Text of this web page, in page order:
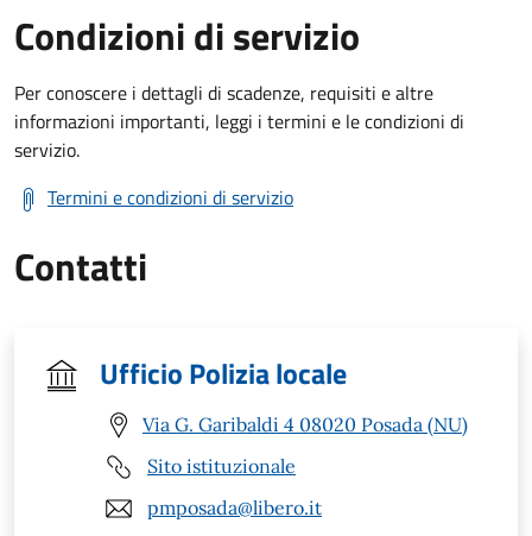
Condizioni di servizio
Per conoscere i dettagli di scadenze, requisiti e altre
informazioni importanti, leggi i termini e le condizioni di
servizio.
Termini e condizioni di servizio
Contatti
Ufficio Polizia locale
Via G. Garibaldi 4 08020 Posada (NU)
Sito istituzionale
pmposada@libero.it